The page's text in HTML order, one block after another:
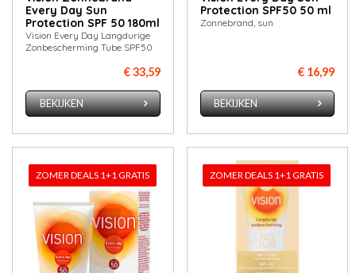
Every Day Sun
Protection SPF 50 180ml
Vision Every Day Langdurige
Zonbescherming Tube SPF50
€ 33,59
BEKIJKEN
Protection SPF50 50 ml
Zonnebrand, sun
€ 16,99
BEKIJKEN
ZOMER DEALS 1+1 GRATIS ZOMER DEALS 1+1 GRATIS